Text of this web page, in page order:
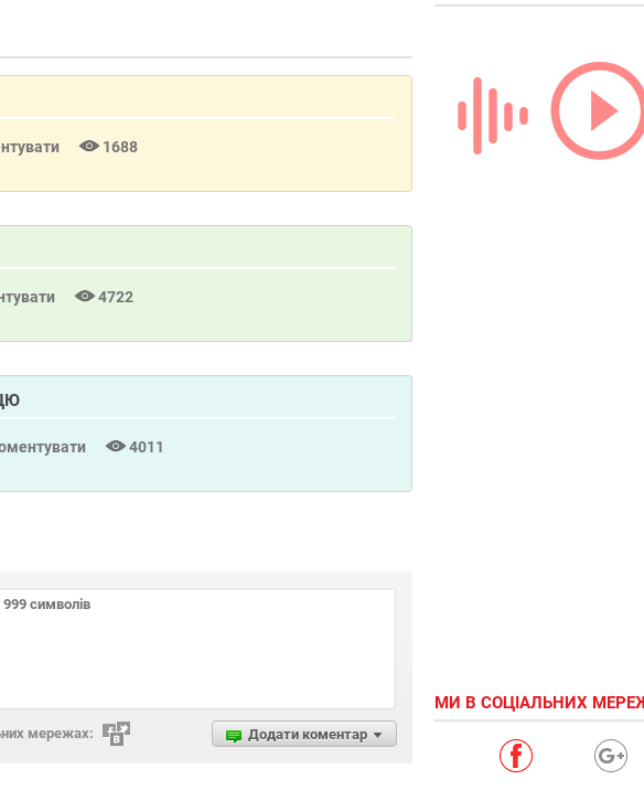
1688
4722
4011
Додати коментар
мережах:
МИ В СОЦІАЛЬНИХ